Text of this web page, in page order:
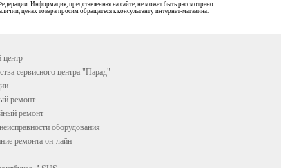
Информация, представленная на сайте, не может быть рассмотрено
ценах товара просим обращаться к консультанту интернет-магазина.
центр
сервисного центра "Парад"
ремонт
ремонт
оборудования
ремонта он-лайн